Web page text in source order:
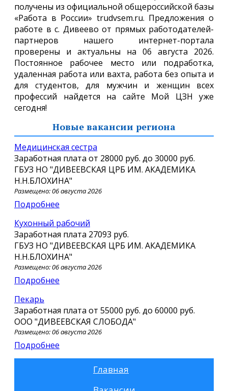
получены из официальной общероссийской базы
«Работа в России» trudvsem.ru. Предложения о
работе в с. Дивеево от прямых работодателей-
партнеров нашего интернет-портала
проверены и актуальны на 06 августа 2026.
Постоянное рабочее место или подработка,
удаленная работа или вахта, работа без опыта и
для студентов, для мужчин и женщин всех
профессий найдется на сайте Мой ЦЗН уже
сегодня!
Новые вакансии региона
Медицинская сестра
Заработная плата от 28000 руб. до 30000 руб.
ГБУЗ НО "ДИВЕЕВСКАЯ ЦРБ ИМ. АКАДЕМИКА
Н.Н.БЛОХИНА"
Размещено: 06 августа 2026
Подробнее
Кухонный рабочий
Заработная плата 27093 руб.
ГБУЗ НО "ДИВЕЕВСКАЯ ЦРБ ИМ. АКАДЕМИКА
Н.Н.БЛОХИНА"
Размещено: 06 августа 2026
Подробнее
пекарь
Заработная плата от 55000 руб. до 60000 руб.
ООО "ДИВЕЕВСКАЯ СЛОБОДА"
Размещено: 06 августа 2026
Подробнее
Главная